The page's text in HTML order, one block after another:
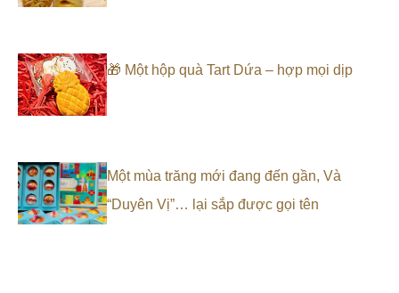
🎁 Một hộp quà Tart Dứa – hợp mọi dịp
Một mùa trăng mới đang đến gần, Và
“Duyên Vị”… lại sắp được gọi tên